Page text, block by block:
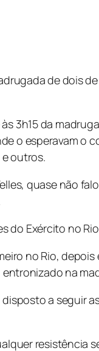
de dois
3h15 da
o esperavam o
outros.
quase não
Exército no
no Rio,
na
disposto a
resistência